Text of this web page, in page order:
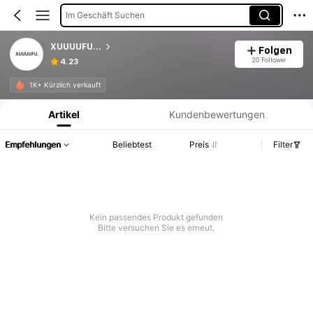
Im Geschäft Suchen
XUUUUFU...
4.23
Folgen
20 Follower
1K+ Kürzlich verkauft
Produktinformation: Preisangabe, Verkaufs- und Lagerbestandsdetails.
Artikel Kundenbewertungen
Empfehlungen Beliebtest Preis Filter
Kein passendes Produkt gefunden
Bitte versuchen Sie es erneut.